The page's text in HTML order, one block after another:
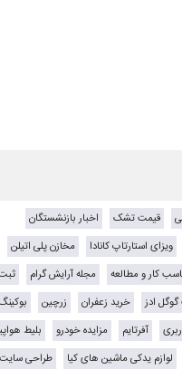
قیمت تشک
اخبار بازنشستگان
ویزای استارتاپ کانادا مخازن پلی اتیلن
کار و مطالعه مجله آرایش گرام
ادز خرید زعفران زرچین
آفرتایم مزایده خودرو
بلیط
لوازم یدکی ماشین های کیا
طراحی